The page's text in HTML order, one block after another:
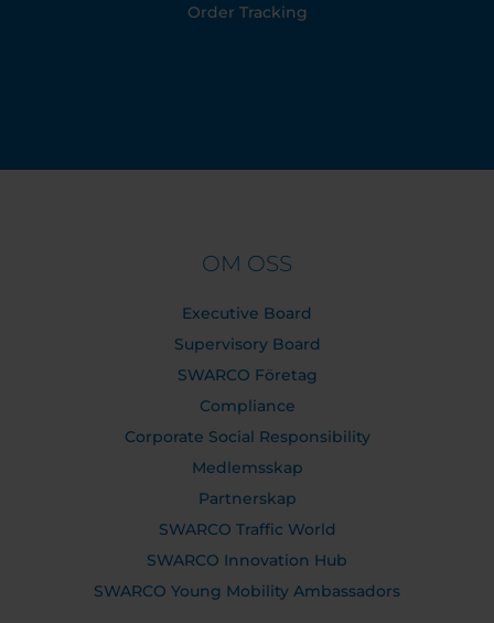
Order Tracking
OM OSS
Executive Board
Supervisory Board
SWARCO Företag
Compliance
Corporate Social Responsibility
Medlemsskap
Partnerskap
SWARCO Traffic World
SWARCO Innovation Hub
SWARCO Young Mobility Ambassadors